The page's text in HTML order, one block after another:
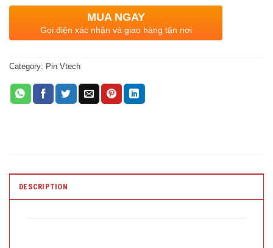
MUA NGAY
Gọi điện xác nhận và giao hàng tận nơi
Category: Pin Vtech
DESCRIPTION